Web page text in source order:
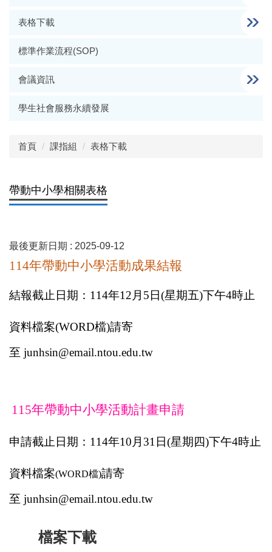
表格下載
標準作業流程(SOP)
會議資訊
學生社會服務永續發展
首頁 課指組 表格下載
帶動中小學相關表格
最後更新日期 : 2025-09-12
114年帶動中小學活動成果結報
結報截止日期： 114年12 月 5 日(星期五)下午4時止
資料檔案(WORD檔)請寄
至 junhsin@email.ntou.edu.tw
115年帶動中小學活動計畫申請
申請截止日期： 114年10 月 31 日(星期四)下午4時止
資料檔案(WORD檔)請寄
至 junhsin@email.ntou.edu.tw